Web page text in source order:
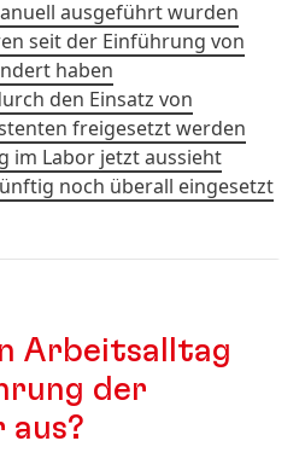
ausgeführt wurden
seit der Einführung von
haben
den Einsatz von
freigesetzt werden
im Labor jetzt aussieht
noch überall eingesetzt
Arbeitsalltag
der